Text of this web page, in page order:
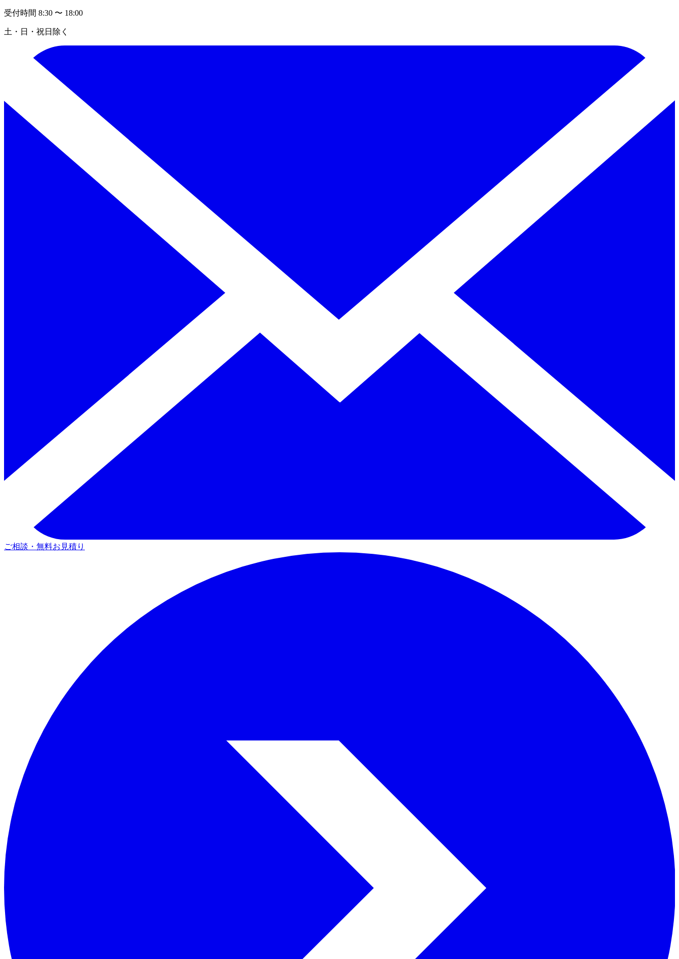
受付時間 8:30 〜 18:00
土・日・祝日除く
ご相談・無料お見積り